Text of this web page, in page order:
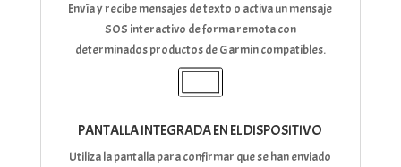
Envía y recibe mensajes de texto o activa un mensaje
SOS interactivo de forma remota con
determinados productos de Garmin compatibles.
PANTALLA INTEGRADA EN EL DISPOSITIVO
Utiliza la pantalla para confirmar que se han enviado